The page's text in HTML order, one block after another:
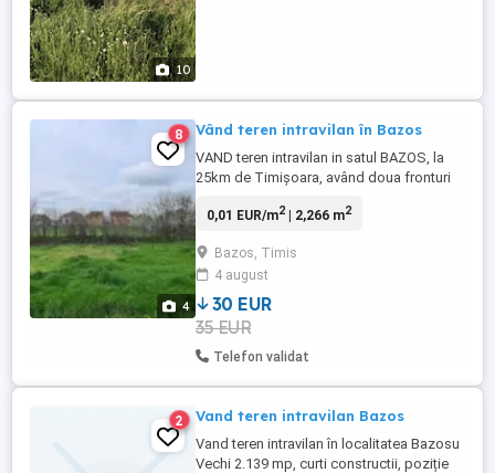
10
4
8 Vând teren intravilan în Bazos
VAND teren intravilan in satul BAZOS, la
25km de Timișoara, având doua fronturi
Suprafața terenului este de 2.266 mp,
parcelare.
0,01 EUR/m2| 2,266 m2
Bazos, Timis
4 august
30 EUR
35 EUR
Telefon validat
2 Vand teren intravilan Bazos
Vand teren intravilan în localitatea Bazosu
Vechi 2.139 mp, curti constructii, poziție